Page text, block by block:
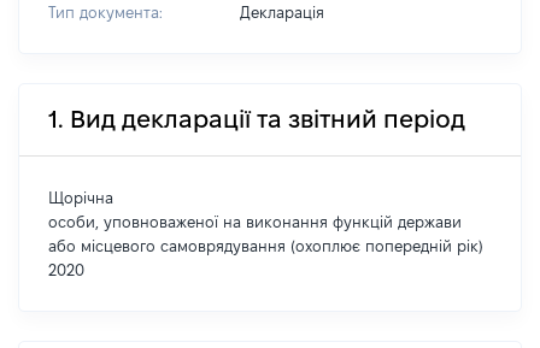
Тип документа: Декларація
1. Вид декларації та звітний період
Щорічна
особи, уповноваженої на виконання функцій держави
або місцевого самоврядування (охоплює попередній рік)
2020